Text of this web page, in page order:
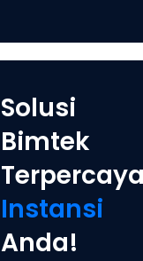
Solusi
Bimtek
Instansi
Anda!